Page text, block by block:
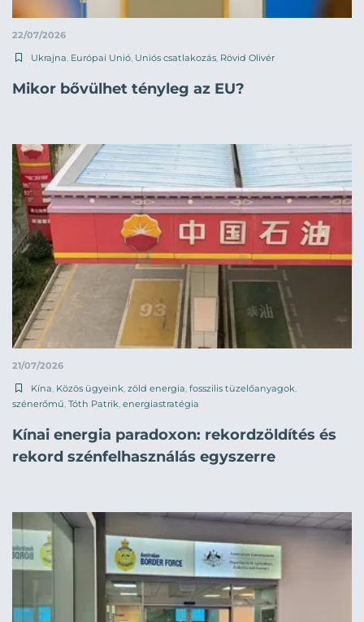
22/07/2026
Ukrajna Európai Unió Uniós csatlakozás Rövid Olivér
Mikor bővülhet tényleg az EU?
21/07/2026
Kína, Közös ügyeink, zöld energia, fosszilis tüzelőanyagok,
szénerőmű, Tóth Patrik, energiastratégia
Kínai energia paradoxon: rekordzöldítés és
rekord szénfelhasználás egyszerre